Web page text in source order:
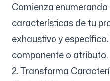
Comienza
características de tu
exhaustivo y
componente o atributo.
2. Transforma